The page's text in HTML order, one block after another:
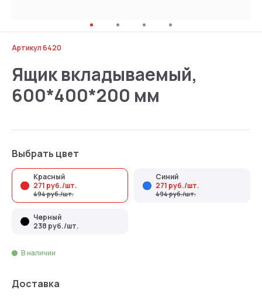
Артикул 6420
Ящик вкладываемый,
600*400*200 мм
Выбрать цвет
Красный
271 руб./шт.
494 руб./шт.
Синий
271 руб./шт.
494 руб./шт.
Черный
238 руб./шт.
В наличии
Доставка